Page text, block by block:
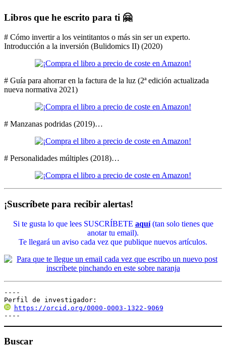
Libros que he escrito para ti 🤗
# Cómo invertir a los veintitantos o más sin ser un experto.
Introducción a la inversión (Bulidomics II) (2020)
# Guía para ahorrar en la factura de la luz (2ª edición actualizada
nueva normativa 2021)
# Manzanas podridas (2019)…
# Personalidades múltiples (2018)…
¡Suscríbete para recibir alertas!
Si te gusta lo que lees SUSCRÍBETE aquí(tan solo tienes que
anotar tu email).
Te llegará un aviso cada vez que publique nuevos artículos.
----
Perfil de investigador:
https://orcid.org/0000-0003-1322-9069
----
Buscar